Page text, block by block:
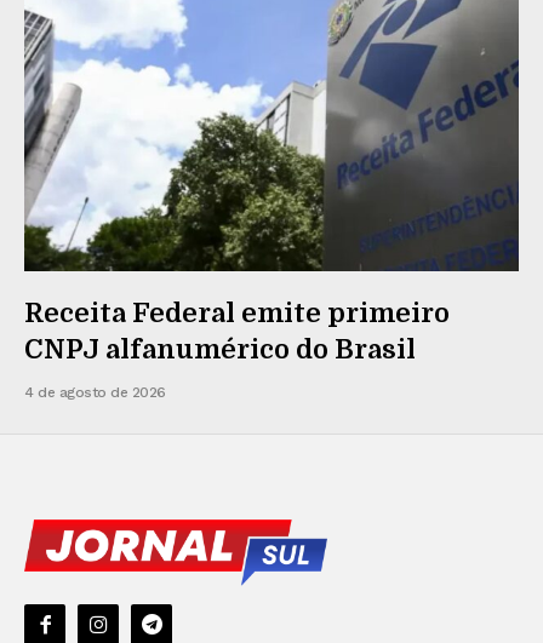
Receita Federal emite primeiro
CNPJ alfanumérico do Brasil
4 de agosto de 2026